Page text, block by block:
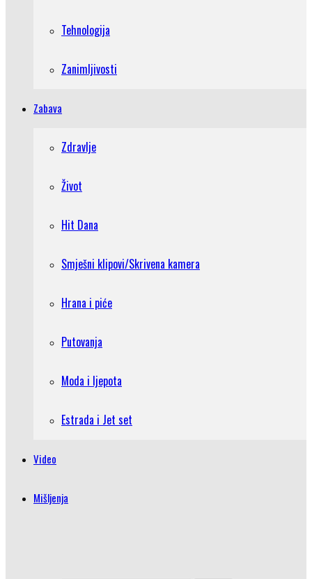
Tehnologija
Zanimljivosti
Zabava
Zdravlje
Život
Hit Dana
Smješni klipovi/Skrivena kamera
Hrana i piće
Putovanja
Moda i ljepota
Estrada i Jet set
Video
Mišljenja